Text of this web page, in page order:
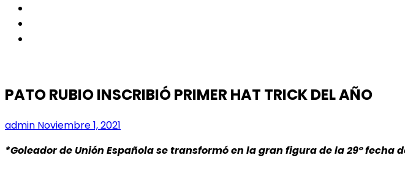
PATO RUBIO INSCRIBIÓ PRIMER HAT TRICK DEL AÑO
admin Noviembre 1, 2021
*Goleador de Unión Española se transformó en la gran figura de la 29°